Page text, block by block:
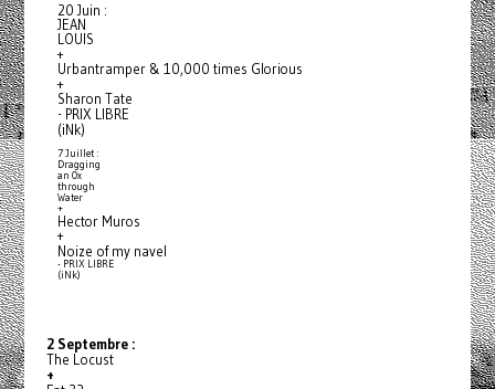
20 Juin :
JEAN
LOUIS
+
Urbantramper & 10,000 times Glorious
+
Sharon Tate
- PRIX LIBRE
(iNk)
7 Juillet :
Dragging
an Ox
through
Water
+
Hector Muros
+
Noize of my navel
- PRIX LIBRE
(iNk)
2 Septembre :
The Locust
+